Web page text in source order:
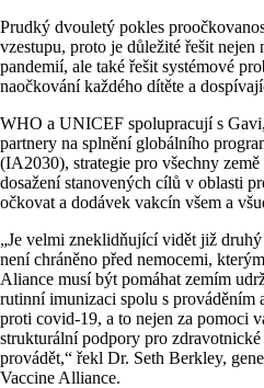
Prudký dvouletý pokles
vzestupu, proto je důležité řešit nejen
pandemií, ale také řešit systémové
naočkování každého dítěte a
WHO a UNICEF spolupracují s
partnery na splnění globálního
(IA2030), strategie pro všechny
dosažení stanovených cílů v oblasti
očkovat a dodávek vakcín všem a
„Je velmi zneklidňující vidět již
není chráněno před nemocemi,
Aliance musí být pomáhat zemím
rutinní imunizaci spolu s prováděním
proti covid-19, a to nejen za pomoci
strukturální podpory pro
provádět,“ řekl Dr. Seth Berkley,
Vaccine Alliance.